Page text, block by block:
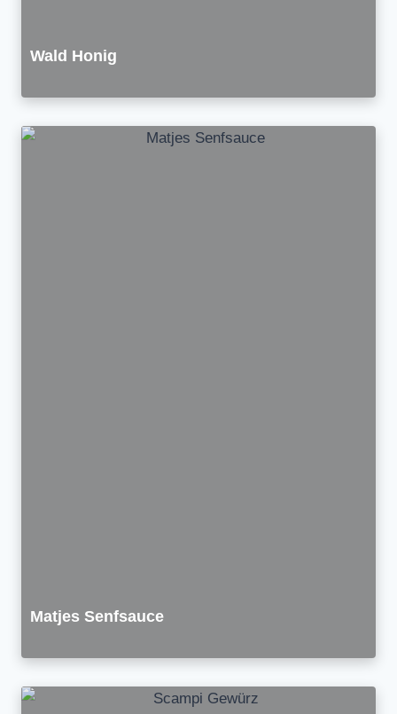
Wald Honig
Matjes Senfsauce